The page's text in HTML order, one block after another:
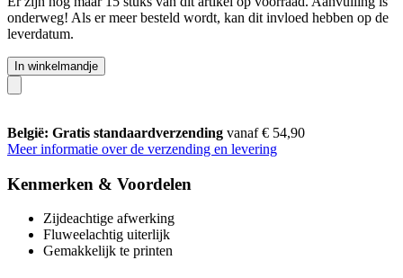
onderweg! Als er meer besteld wordt, kan dit invloed hebben op de
leverdatum.
In winkelmandje
België: Gratis standaardverzending vanaf € 54,90
Meer informatie over de verzending en levering
Kenmerken & Voordelen
Zijdeachtige afwerking
Fluweelachtig uiterlijk
Gemakkelijk te printen